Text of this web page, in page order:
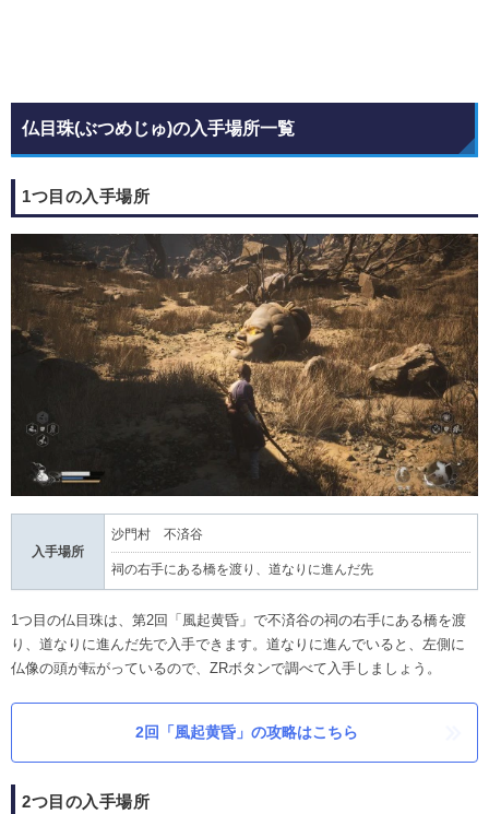
仏目珠(ぶつめじゅ)の入手場所一覧
1つ目の入手場所
入手場所
沙門村 不済谷
祠の右手にある橋を渡り、道なりに進んだ先
1つ目の仏目珠は、第2回「風起黄昏」で不済谷の祠の右手にある橋を渡
り、道なりに進んだ先で入手できます。道なりに進んでいると、左側に
仏像の頭が転がっているので、ZRボタンで調べて入手しましょう。
2回「風起黄昏」の攻略はこちら
2つ目の入手場所